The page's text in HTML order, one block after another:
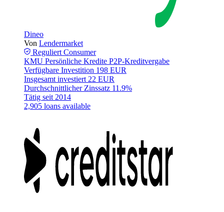
Dineo
Von Lendermarket
Reguliert Consumer
KMU Persönliche Kredite P2P-Kreditvergabe
Verfügbare Investition 198 EUR
Insgesamt investiert 22 EUR
Durchschnittlicher Zinssatz 11.9%
Tätig seit 2014
2,905 loans available